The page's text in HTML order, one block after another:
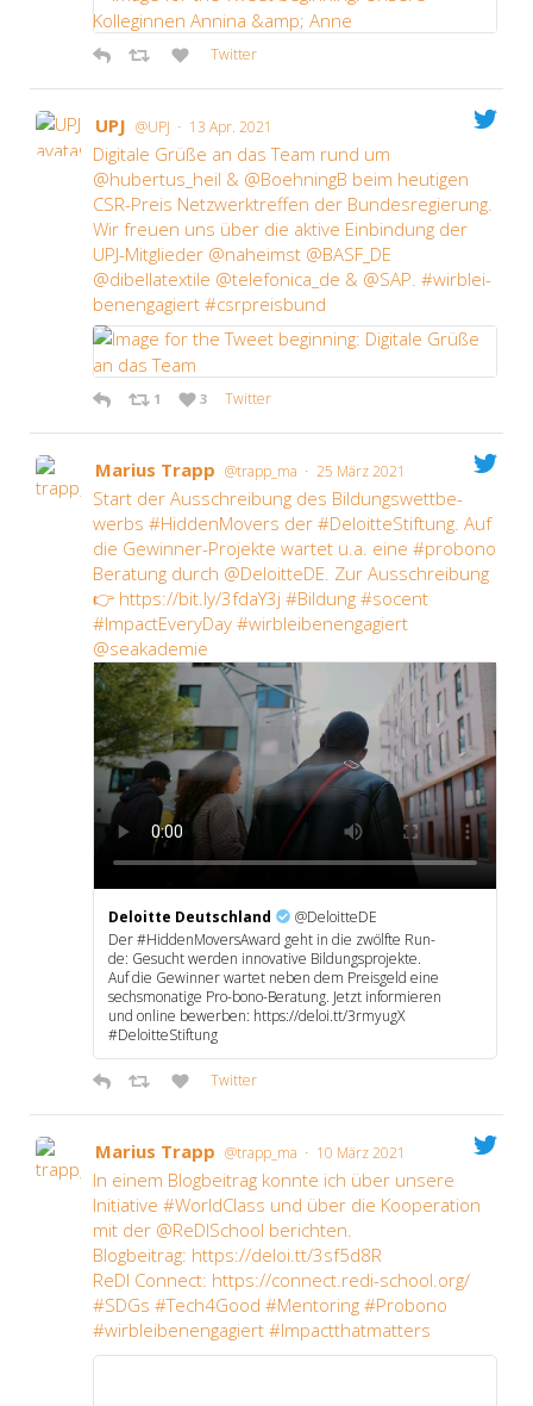
Twit­ter
UPJ @UPJ · 13 Apr. 2021
Digi­ta­le Grü­ße an das Team rund um
@hubertus_heil & @BoehningB beim heu­ti­gen
CSR-Preis Netz­werk­tref­fen der Bun­des­re­gie­rung.
Wir freu­en uns über die akti­ve Ein­bin­dung der
UPJ-Mit­glie­der @naheimst @BASF_DE
@dibellatextile @telefonica_de & @SAP. #wirb­lei­
ben­en­ga­giert #csrpreis­bund
1 3 Twit­ter
Mari­us Trapp @trapp_ma · 25 März 2021
Start der Aus­schrei­bung des Bil­dungs­wett­be­
werbs #Hid­den­Mo­vers der #Deloit­te­Stif­tung. Auf
die Gewin­ner-Pro­jek­te war­tet u.a. eine #pro­bo­no
Bera­tung durch @DeloitteDE. Zur Aus­schrei­bung
👉 https://bit.ly/3fdaY3j #Bil­dung #socent
#Impac­tE­ver­y­Day #wirb­lei­ben­en­ga­giert
@seakademie
Deloit­te Deutsch­land
@DeloitteDE
Der #Hid­den­Mo­ver­sA­ward geht in die zwölf­te Run­
de: Gesucht wer­den inno­va­ti­ve Bil­dungs­pro­jek­te.
Auf die Gewin­ner war­tet neben dem Preis­geld eine
sechs­mo­na­ti­ge Pro-bono-Bera­tung. Jetzt infor­mie­ren
und online bewer­ben: https://deloi.tt/3rmyugX
#Deloit­te­Stif­tung
Twit­ter
Mari­us Trapp @trapp_ma · 10 März 2021
In einem Blog­bei­trag konn­te ich über unse­re
Initia­ti­ve #WorldClass und über die Koope­ra­ti­on
mit der @ReDISchool berich­ten.
Blog­bei­trag: https://deloi.tt/3sf5d8R
ReDI Con­nect: https://connect.redi-school.org/
#SDGs #Tech4Good #Men­to­ring #Pro­bo­no
#wirb­lei­ben­en­ga­giert #Impac­tt­hat­mat­ters